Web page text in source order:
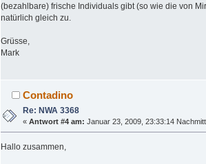
(bezahlbare) frische Individuals gibt (so wie die von
natürlich gleich zu.
Grüsse,
Mark
Contadino
Re: NWA 3368
«Antwort #4 am: Januar 23, 2009, 23:33:14
Hallo zusammen,